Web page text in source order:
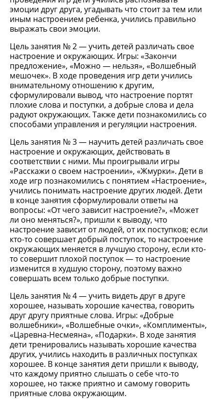
эмоции друг друга, угадывать что стоит за тем или
иным настроением ребенка, учились правильно
выражать свои эмоции.
Цель занятия № 2 — учить детей различать свое
настроение и окружающих. Игры: «Закончи
предложение», «Можно — нельзя», «Волшебный
мешочек». В ходе проведения игр дети учились
внимательному отношению к другим,
сформулировали вывод, что настроение портят
плохие слова и поступки, а добрые слова и дела
радуют окружающих. Также дети познакомились со
способами управления и регуляции настроения.
Цель занятия № 3 — научить детей различать свое
настроение и окружающих, действовать в
соответствии с ними. Мы проигрывали игры
«Расскажи о своем настроении», «Жмурки». Дети в
ходе игр познакомились с понятием «Настроение»,
учились понимать настроение других людей. Дети
в конце занятия сформулировали ответы на
вопросы: «От чего зависит настроение?», «Может
ли оно меняться?», пришли к выводу, что
настроение зависит от людей, от их поступков; если
кто-то совершает добрый поступок, то настроение
окружающих меняется в лучшую сторону, если кто-
то совершит плохой поступок — то настроение
изменится в худшую сторону, поэтому важно
совершать всем только добрые поступки.
Цель занятия № 4 — учить видеть друг в друге
хорошее, называть хорошие качества, говорить
друг другу приятные слова. Игры: «Добрые
волшебники», «Волшебные очки», «Комплименты»,
«Царевна-Несмеяна», «Подарки». В ходе занятия
дети тренировались называть хорошие качества
других, учились находить в различных поступках
хорошее. В конце занятия дети пришли к выводу,
что каждому приятно слышать о себе что-то
хорошее, но также приятно и самому говорить
приятные слова окружающим.